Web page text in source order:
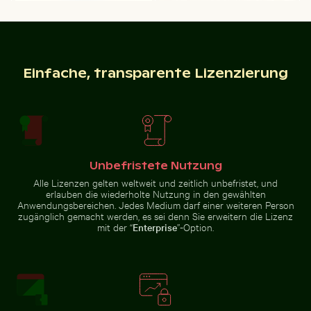
der Wolken bei
Sonnenuntergang
Idyllischer
Wanderweg im
Nationalpark
Sächsische
Schweiz, Bad
Neugierige Katze lugt unter weißem Tuch hervor
Abstrakter Wald mit Bewegungsunschärfe
Abstrakter Wald mit
Bewegungsunschärfe
Sternennacht über dem
Sternennacht über dem
Weinberg Mühlensee Holzsteg
Schöne Sonnenuntergangswolken mit
Feierlicher
Einfache, transparente Lizenzierung
Unbefristete Nutzung
Alle Lizenzen gelten weltweit und zeitlich unbefristet, und
erlauben die wiederholte Nutzung in den gewählten
Anwendungsbereichen. Jedes Medium darf einer weiteren Person
zugänglich gemacht werden, es sei denn Sie erweitern die Lizenz
mit der “Enterprise”-Option.